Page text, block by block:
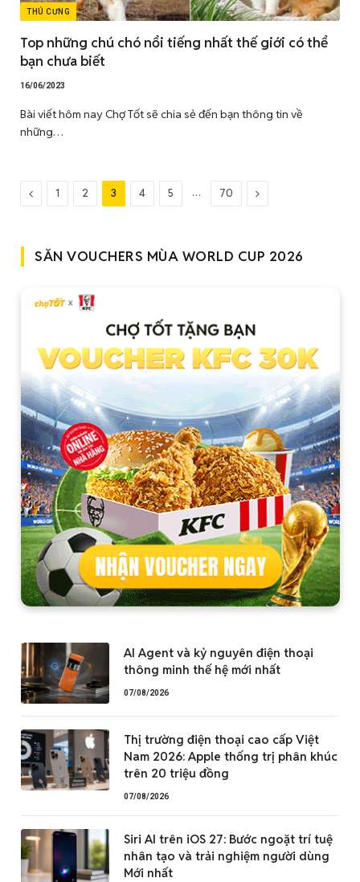
THÚ CƯNG
Top những chú chó nổi tiếng nhất thế giới có thể
bạn chưa biết
16/06/2023
Bài viết hôm nay Chợ Tốt sẽ chia sẻ đến bạn thông tin về
những…
Trước1 2 3 4 5 … 70
Tiếp
SĂN VOUCHERS MÙA WORLD CUP 2026
AI Agent và kỷ nguyên điện thoại
thông minh thế hệ mới nhất
07/08/2026
Thị trường điện thoại cao cấp Việt
Nam 2026: Apple thống trị phân khúc
trên 20 triệu đồng
07/08/2026
Siri AI trên iOS 27: Bước ngoặt trí tuệ
nhân tạo và trải nghiệm người dùng
Mới nhất